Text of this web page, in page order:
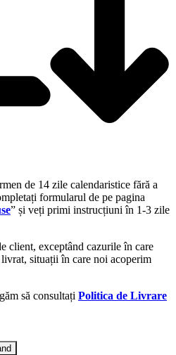
de 14 zile calendaristice fără a
formularul de pe pagina
” și veți primi instrucțiuni în 1-3 zile
client, exceptând cazurile în care
situații în care noi acoperim
să consultați Politica de Livrare